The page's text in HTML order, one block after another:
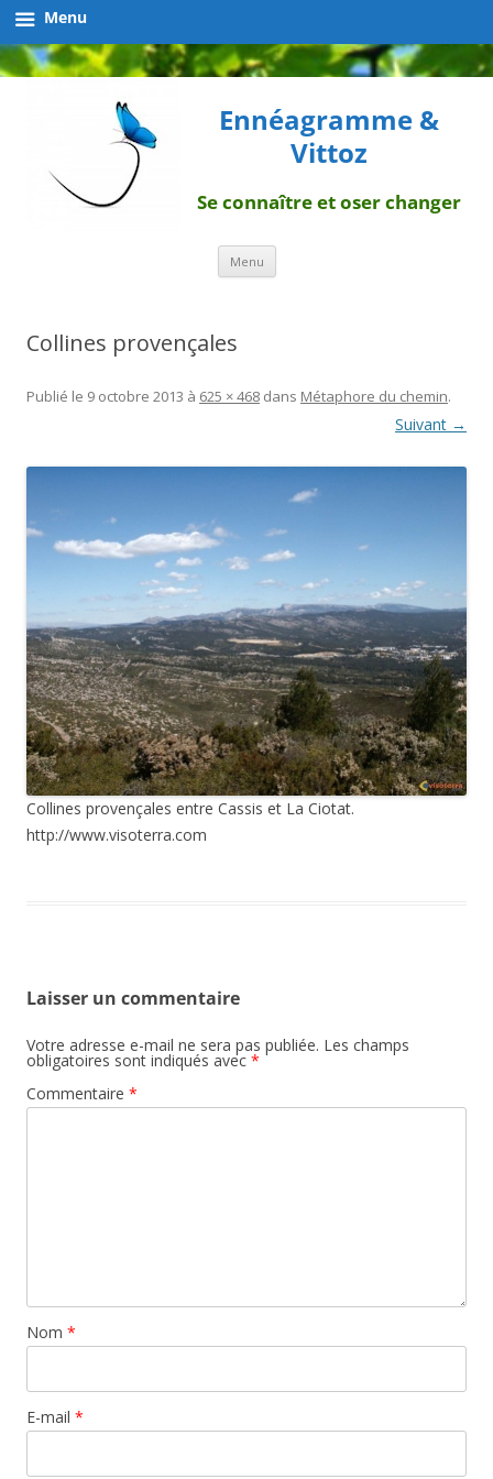
Ennéagramme &
Vittoz
Se connaître et oser changer
Menu Aller
contenu
Collines provençales
Publié le 9 octobre 2013 à 625 × 468 dans Métaphore du chemin.
Suivant →
Collines provençales entre Cassis et La Ciotat.
http://www.visoterra.com
Laisser un commentaire
Votre adresse e-mail ne sera pas publiée. Les champs
obligatoires sont indiqués avec *
Commentaire *
Nom *
E-mail *
Menu